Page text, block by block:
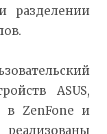
разделении
ASUS,
в ZenFone и